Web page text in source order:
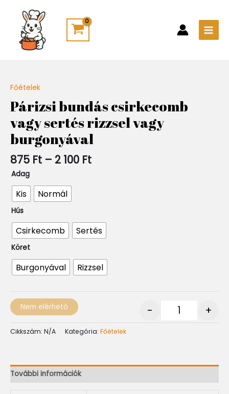
content
Főételek
Párizsi bundás csirkecomb
vagy sertés rizzsel vagy
burgonyával
875 Ft – 2 100 Ft
875 Ft
-
2
100 Ft
Adag
Kis Normál
Hús
Csirkecomb Sertés
Köret
Burgonyával Rizzsel
- +
Nem elérhető
Cikkszám: N/A Kategória: Főételek
További információk